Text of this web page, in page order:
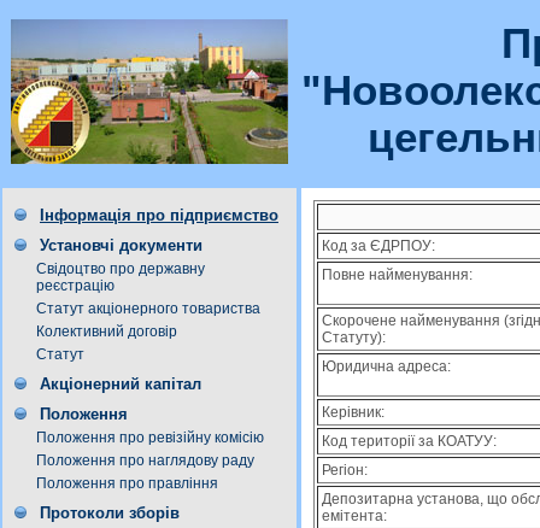
Інформація про підприємство
Установчі документи
Свідоцтво про державну
реєстрацію
Статут акціонерного товариства
Колективний договір
Статут
Акціонерний капітал
Положення
Положення про ревізійну комісію
Положення про наглядову раду
Положення про правління
Протоколи зборів
Код за ЄДРПОУ:
Повне найменування:
Скорочене найменування
Статуту):
Юридична адреса:
Керівник:
Код території за КОАТУУ:
Регіон:
Депозитарна установа, що
емітента: